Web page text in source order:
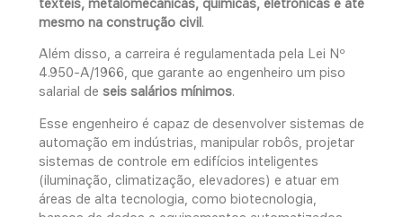
têxteis, metalomecânicas, químicas, eletrônicas e até
mesmo na construção civil.
Além disso, a carreira é regulamentada pela Lei Nº
4.950-A/1966, que garante ao engenheiro um piso
salarial de seis salários mínimos.
Esse engenheiro é capaz de desenvolver sistemas de
automação em indústrias, manipular robôs, projetar
sistemas de controle em edifícios inteligentes
(iluminação, climatização, elevadores) e atuar em
áreas de alta tecnologia, como biotecnologia,